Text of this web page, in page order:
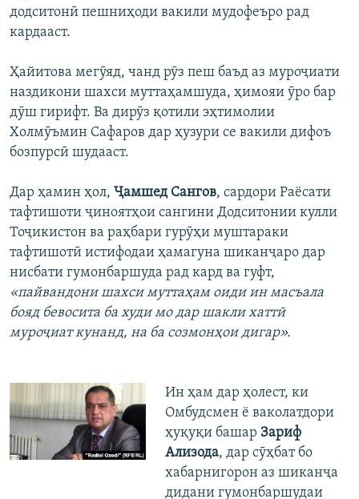
додситонӣ пешниҳоди вакили мудофеъро рад
кардааст.
Ҳайитова мегӯяд, чанд рӯз пеш баъд аз муроҷиати
наздикони шахси муттаҳамшуда, ҳимояи ӯро бар
дӯш гирифт. Ва дирӯз қотили эҳтимолии
Холмӯъмин Сафаров дар ҳузури се вакили дифоъ
бозпурсӣ шудааст.
Дар ҳамин ҳол, Ҷамшед Сангов, сардори Раёсати
тафтишоти ҷиноятҳои сангини Додситонии кулли
Тоҷикистон ва раҳбари гурӯҳи муштараки
тафтишотӣ истифодаи ҳамагуна шиканҷаро дар
нисбати гумонбаршуда рад кард ва гуфт,
«пайвандони шахси муттаҳам оиди ин масъала
бояд бевосита ба худи мо дар шакли хаттӣ
муроҷиат кунанд, на ба созмонҳои дигар».
Ин ҳам дар ҳолест, ки
Омбудсмен ё ваколатдори
ҳуқуқи башар Зариф
Ализода, дар сӯҳбат бо
хабарнигорон аз шиканҷа
дидани гумонбаршудаи